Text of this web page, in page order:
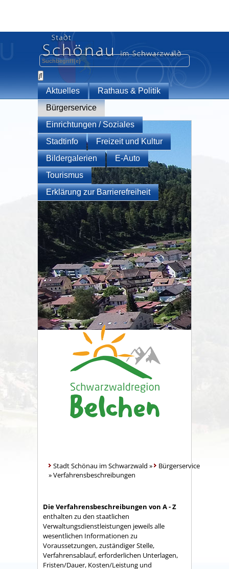
Aktuelles
Rathaus & Politik
Bürgerservice
Einrichtungen / Soziales
Stadtinfo
Freizeit und Kultur
Bildergalerien
E-Auto
Tourismus
Erklärung zur Barrierefreiheit
Stadt Schönau im Schwarzwald »
Bürgerservice
»Verfahrensbeschreibungen
Die Verfahrensbeschreibungen von A - Z
enthalten zu den staatlichen
Verwaltungsdienstleistungen jeweils alle
wesentlichen Informationen zu
Voraussetzungen, zuständiger Stelle,
Verfahrensablauf, erforderlichen Unterlagen,
Fristen/Dauer, Kosten/Leistung und